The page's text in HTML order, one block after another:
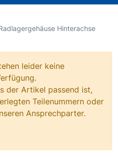
Hinterachse
leider keine
der Artikel passend ist,
Teilenummern oder
Ansprechparter.